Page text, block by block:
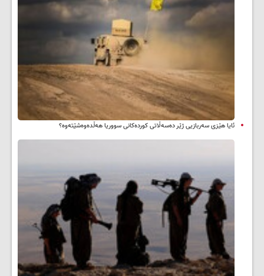
ئایا هێزی سەربازیی ژێر دەسەڵاتی کوردەکانی سووریا هەڵدەوەشێتەوە؟